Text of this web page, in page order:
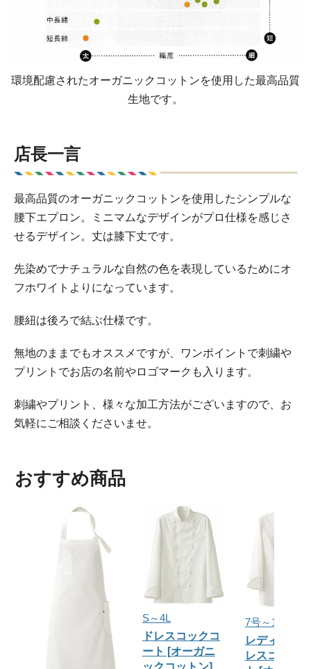
環境配慮されたオーガニックコットンを使用した最高品質
生地です。
店長一言
最高品質のオーガニックコットンを使用したシンプルな
腰下エプロン。ミニマムなデザインがプロ仕様を感じさ
せるデザイン。丈は膝下丈です。
先染めでナチュラルな自然の色を表現しているためにオ
フホワイトよりになっています。
腰紐は後ろで結ぶ仕様です。
無地のままでもオススメですが、ワンポイントで刺繍や
プリントでお店の名前やロゴマークも入ります。
刺繍やプリント、様々な加工方法がございますので、お
気軽にご相談くださいませ。
おすすめ商品
S～4L
ドレスコックコ
ート [オーガニ
ックコットン]
7号～17号
レディース
レスコック